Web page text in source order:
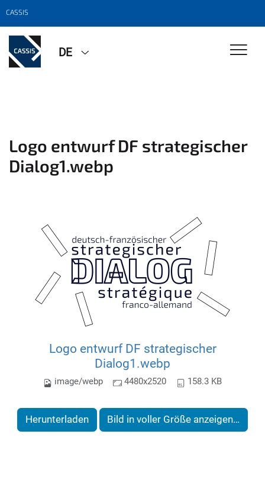
CASSIS
DE
Logo entwurf DF strategischer
Dialog1.webp
Logo entwurf DF strategischer
Dialog1.webp
image/webp 4480x2520 158.3 KB
Herunterladen Bild in voller Größe anzeigen…